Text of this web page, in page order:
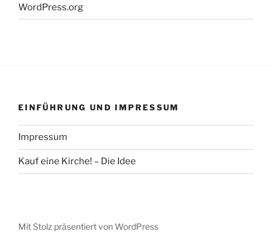
WordPress.org
EINFÜHRUNG UND IMPRESSUM
Impressum
Kauf eine Kirche! – Die Idee
Mit Stolz präsentiert von WordPress